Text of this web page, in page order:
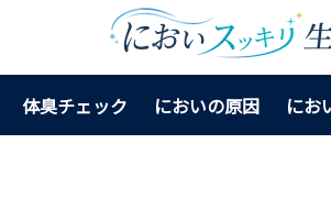
体臭チェック においの原因 にお